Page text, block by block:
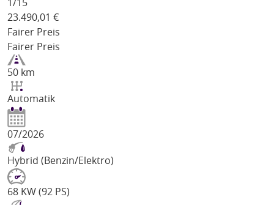
1/15
23.490,01 €
Fairer Preis
Fairer Preis
50 km
Automatik
07/2026
Hybrid (Benzin/Elektro)
68 KW (92 PS)